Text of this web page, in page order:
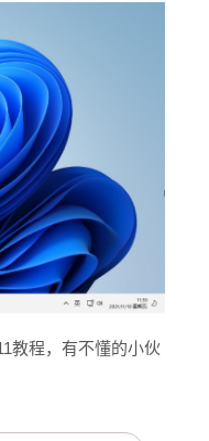
教程，有不懂的小伙